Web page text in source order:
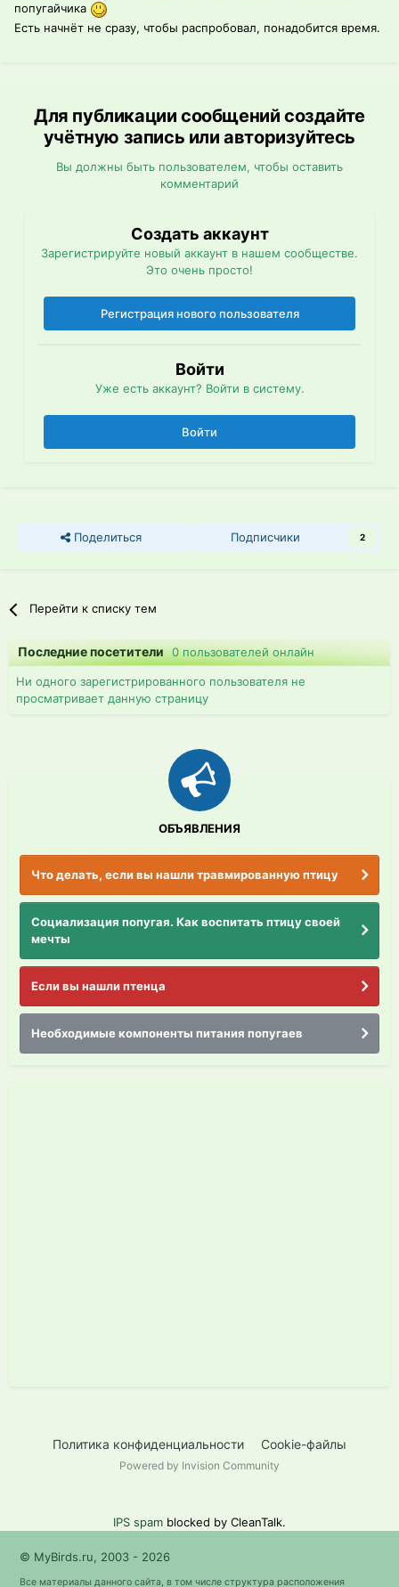
попугайчика
Есть начнёт не сразу, чтобы распробовал, понадобится время.
Для публикации сообщений создайте
учётную запись или авторизуйтесь
Вы должны быть пользователем, чтобы оставить
комментарий
Создать аккаунт
Зарегистрируйте новый аккаунт в нашем сообществе.
Это очень просто!
Регистрация нового пользователя
Войти
Уже есть аккаунт? Войти в систему.
Войти
Поделиться Подписчики 2
Перейти к списку тем
Последние посетители0 пользователей онлайн
Ни одного зарегистрированного пользователя не
просматривает данную страницу
ОБЪЯВЛЕНИЯ
Что делать, если вы нашли травмированную птицу
Социализация попугая. Как воспитать птицу своей
мечты
Если вы нашли птенца
Необходимые компоненты питания попугаев
Политика конфиденциальности Cookie-файлы
Powered by Invision Community
IPS spam blocked by CleanTalk.
© MyBirds.ru, 2003 - 2026
Все материалы данного сайта, в том числе структура расположения